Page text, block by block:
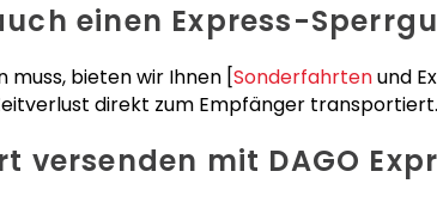
einen Express-
muss, bieten wir Ihnen [Sonderfahrtenund
direkt zum Empfänger transportiert.
versenden mit DAGO